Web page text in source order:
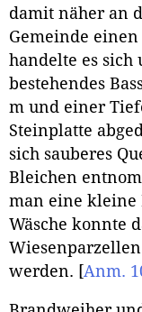
damit näher an
Gemeinde
handelte es sich
bestehendes
m und einer
Steinplatte
sich sauberes
Bleichen
man eine kleine
Wäsche konnte
werden. [Anm.